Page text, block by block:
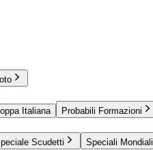
Italiana Probabili Formazioni
Scudetti Speciali Mondiali